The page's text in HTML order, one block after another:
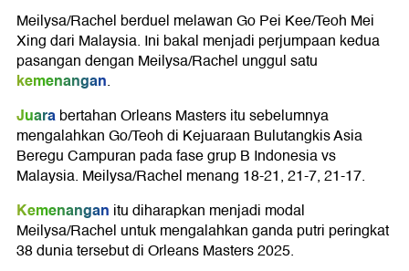
Meilysa/Rachel berduel melawan Go Pei Kee/Teoh Mei
Xing dari Malaysia. Ini bakal menjadi perjumpaan kedua
pasangan dengan Meilysa/Rachel unggul satu
kemenangan.
Juarabertahan Orleans Masters itu sebelumnya
mengalahkan Go/Teoh di Kejuaraan Bulutangkis Asia
Beregu Campuran pada fase grup B Indonesia vs
Malaysia. Meilysa/Rachel menang 18-21, 21-7, 21-17.
Kemenangan itu diharapkan menjadi modal
Meilysa/Rachel untuk mengalahkan ganda putri peringkat
38 dunia tersebut di Orleans Masters 2025.